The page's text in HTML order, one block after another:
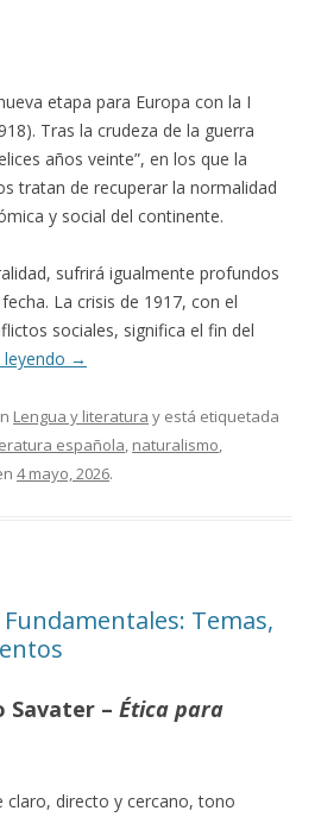
etapa para Europa con la I
Tras la crudeza de la guerra
años veinte”, en los que la
tratan de recuperar la normalidad
y social del continente.
sufrirá igualmente profundos
La crisis de 1917, con el
sociales, significa el fin del
leyendo →
Lengua y literatura y está etiquetada
española, naturalismo,
4 mayo, 2026.
Temas,
Savater – Ética para
claro, directo y cercano, tono